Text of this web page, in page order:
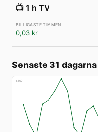
📺 1 h TV
0,03 kr
Senaste 31 dagarna
€160